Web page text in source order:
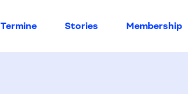
Termine Stories Membership